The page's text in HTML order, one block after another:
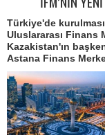
Türkiye'de
Uluslararası Finans
Kazakistan'ın
Astana Finans